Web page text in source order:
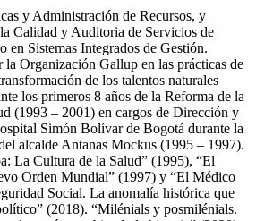
y Administración de Recursos, y
Calidad y Auditoria de Servicios de
en Sistemas Integrados de Gestión.
Organización Gallup en las prácticas de
de los talentos naturales
los primeros 8 años de la Reforma de la
(1993 – 2001) en cargos de Dirección y
Simón Bolívar de Bogotá durante la
alcalde Antanas Mockus (1995 – 1997).
La Cultura de la Salud” (1995), “El
Orden Mundial” (1997) y “El Médico
Social. La anomalía histórica que
(2018). “Milénials y posmilénials.